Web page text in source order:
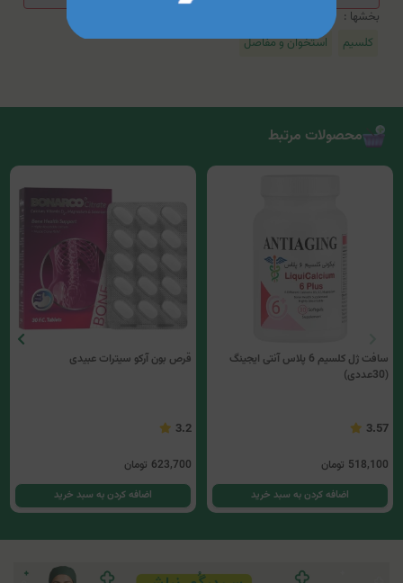
بخشها :
کلسیم
استخوان و مفاصل
محصولات مرتبط
سافت ژل کلسیم 6 پلاس آنتی ایجینگ
(30عددی)
3.57
518,100 تومان
اضافه کردن به سبد خرید
قرص بون آرکو سیترات عبیدی
3.2
623,700 تومان
اضافه کردن به سبد خرید